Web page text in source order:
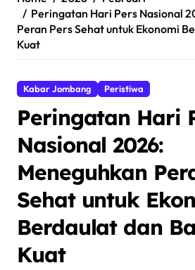
Peringatan Hari Pers Nasional
Peran Pers Sehat untuk Ekonomi
Kuat
Kabar Jombang Peristiwa
Peringatan Hari
Nasional 2026:
Meneguhkan
Sehat untuk
Berdaulat dan
Kuat